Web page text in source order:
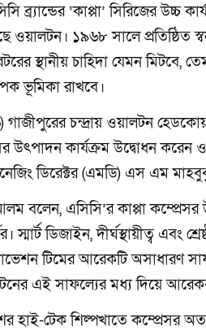
ব্র্যান্ডের ‘কাপ্পা’ সিরিজের উচ্চ
১৯৬৮ সালে প্রতিষ্ঠিত
স্থানীয় চাহিদা যেমন
ভূমিকা রাখবে।
চন্দ্রায় ওয়ালটন
উৎপাদন কার্যক্রম উদ্বোধন
ডিরেক্টর (এমডি) এস এম
বলেন, এসিসি’র কাপ্পা
ডিজাইন, দীর্ঘস্থায়ীত্ব এবং
টিমের আরেকটি অসাধারণ
এই সাফল্যের মধ্য দিয়ে
হাই-টেক শিল্পখাতে কম্প্রেসর